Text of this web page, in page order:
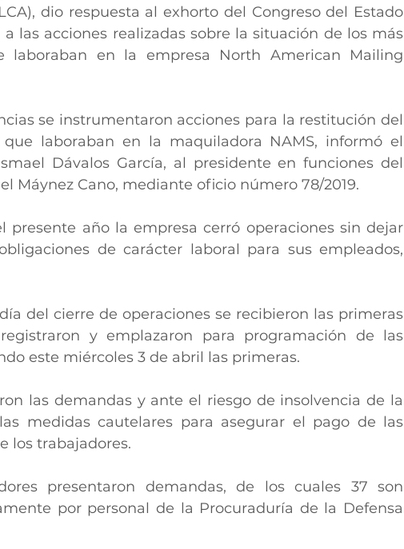
dio respuesta al exhorto del Congreso del Estado
las acciones realizadas sobre la situación de los más
laboraban en la empresa North American Mailing
se instrumentaron acciones para la restitución del
laboraban en la maquiladora NAMS, informó el
Dávalos García, al presidente en funciones del
Máynez Cano, mediante oficio número 78/2019.
presente año la empresa cerró operaciones sin dejar
de carácter laboral para sus empleados,
del cierre de operaciones se recibieron las primeras
y emplazaron para programación de las
este miércoles 3 de abril las primeras.
las demandas y ante el riesgo de insolvencia de la
medidas cautelares para asegurar el pago de las
los trabajadores.
presentaron demandas, de los cuales 37 son
por personal de la Procuraduría de la Defensa